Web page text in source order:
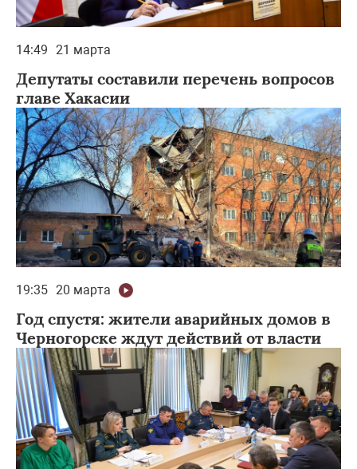
14:49 21 марта
Депутаты составили перечень вопросов
главе Хакасии
19:35 20 марта
Год спустя: жители аварийных домов в
Черногорске ждут действий от власти